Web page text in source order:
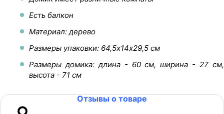
Есть балкон
Материал: дерево
Размеры упаковки: 64,5х14х29,5 см
Размеры домика: длина - 60 см, ширина - 27 см,
высота - 71 см
Отзывы о товаре